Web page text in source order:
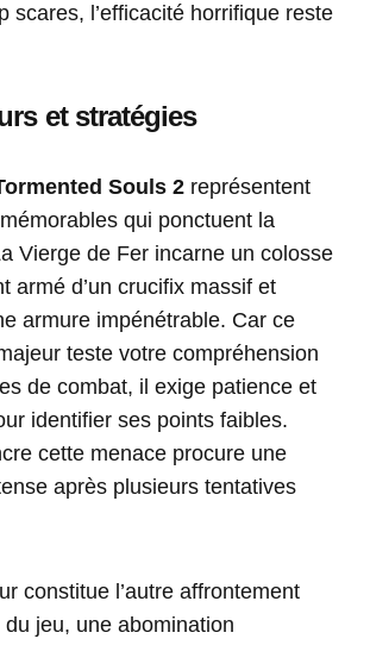
scares, l’efficacité horrifique reste
et stratégies
Souls 2 représentent
qui ponctuent la
Vierge de Fer incarne un colosse
armé d’un crucifix massif et
armure impénétrable. Car ce
teste votre compréhension
de combat, il exige patience et
identifier ses points faibles.
cette menace procure une
après plusieurs tentatives
constitue l’autre affrontement
jeu, une abomination